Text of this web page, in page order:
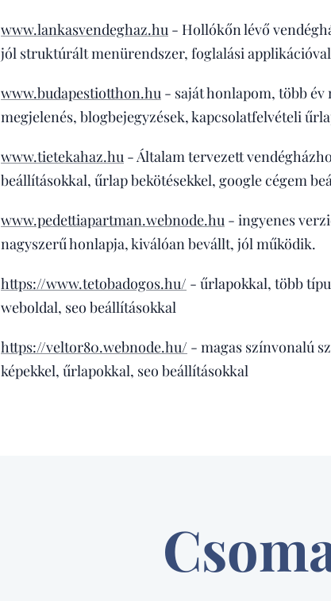
www.lankasvendeghaz.hu - Hollókőn lévő
jól struktúrált menürendszer, foglalási
www.budapestiotthon.hu - saját honlapom, több
megjelenés, blogbejegyzések, kapcsolatfelvételi
www.tietekahaz.hu - Általam tervezett
beállításokkal, űrlap bekötésekkel, google cégem
www.pedettiapartman.webnode.hu - ingyenes
nagyszerű honlapja, kiválóan bevállt, jól működik.
https://www.tetobadogos.hu/ - űrlapokkal, több
weboldal, seo beállításokkal
https://veltor80.webnode.hu/ - magas színvonalú
képekkel, űrlapokkal, seo beállításokkal